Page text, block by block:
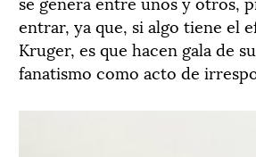
entrar, ya que, si algo tiene el
Kruger, es que hacen gala de
fanatismo como acto de